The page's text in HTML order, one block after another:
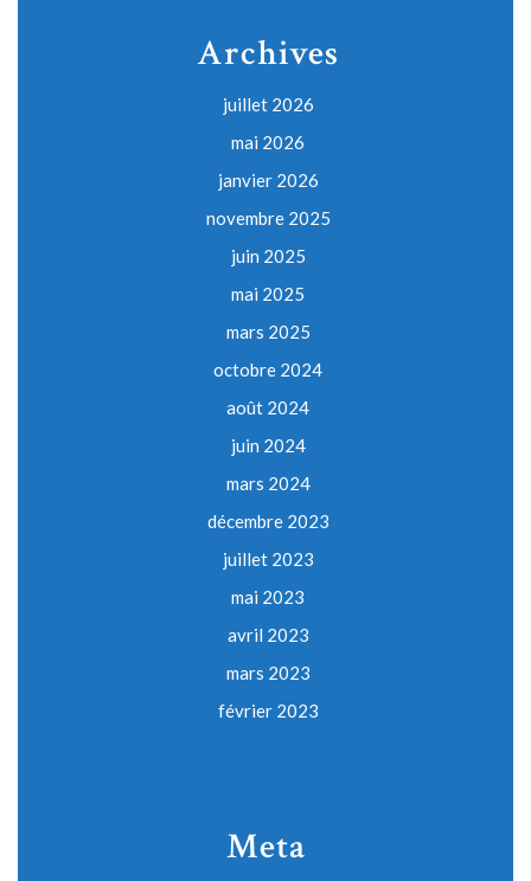
Archives
juillet 2026
mai 2026
janvier 2026
novembre 2025
juin 2025
mai 2025
mars 2025
octobre 2024
août 2024
juin 2024
mars 2024
décembre 2023
juillet 2023
mai 2023
avril 2023
mars 2023
février 2023
Meta